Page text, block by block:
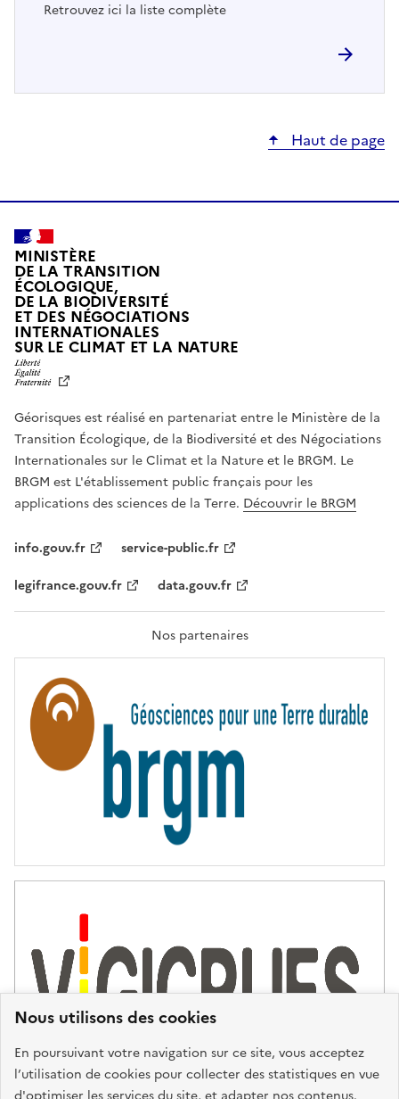
Nous utilisons des cookies
En poursuivant votre navigation sur ce site, vous acceptez
l’utilisation de cookies pour collecter des statistiques en vue
Retrouvez ici la liste complète
Haut de page
MINISTÈRE
DE LA TRANSITION
ÉCOLOGIQUE,
DE LA BIODIVERSITÉ
ET DES NÉGOCIATIONS
INTERNATIONALES
SUR LE CLIMAT ET LA NATUREL
T
É
,
É
G
A
L
F
A
T
R
T
É
Géorisques est réalisé en partenariat entre le Ministère de la
Transition Écologique, de la Biodiversité et des Négociations
Internationales sur le Climat et la Nature et le BRGM. Le
BRGM est L'établissement public français pour les
applications des sciences de la Terre. Découvrir le BRGM
info.gouv.fr
service-public.fr
legifrance.gouv.fr
data.gouv.fr
Nos partenaires